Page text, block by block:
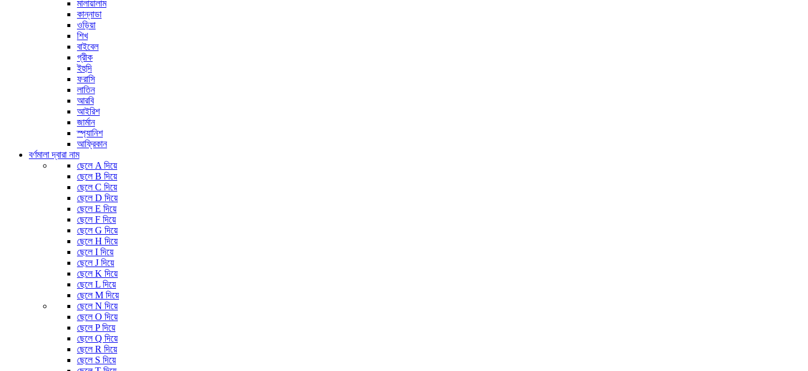
মালায়ালাম
কান্নাডা
ওড়িয়া
শিখ
বাইবেল
গ্রীক
ইহুদি
ফরাসি
লাতিন
আরবি
আইরিশ
জার্মান
স্প্যানিশ
আফ্রিকান
বর্ণমালা দ্বারা নাম
ছেলে A দিয়ে
ছেলে B দিয়ে
ছেলে C দিয়ে
ছেলে D দিয়ে
ছেলে E দিয়ে
ছেলে F দিয়ে
ছেলে G দিয়ে
ছেলে H দিয়ে
ছেলে I দিয়ে
ছেলে J দিয়ে
ছেলে K দিয়ে
ছেলে L দিয়ে
ছেলে M দিয়ে
ছেলে N দিয়ে
ছেলে O দিয়ে
ছেলে P দিয়ে
ছেলে Q দিয়ে
ছেলে R দিয়ে
ছেলে S দিয়ে